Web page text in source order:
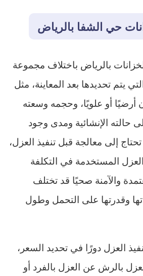
حي الشفا بالرياض
بالرياض باختلاف مجموعة
يتم تحديدها بعد المعاينة، مثل
أرضيًا أو علويًا، وحجمه وسعته
حالته الإنشائية ومدى وجود
إلى معالجة قبل تنفيذ العزل،
المستخدمة في التكلفة
والآمنة صحيًا قد تختلف
وقدرتها على التحمل وطول
العزل دورًا في تحديد السعر،
بالرش عن العزل بالفرد أو